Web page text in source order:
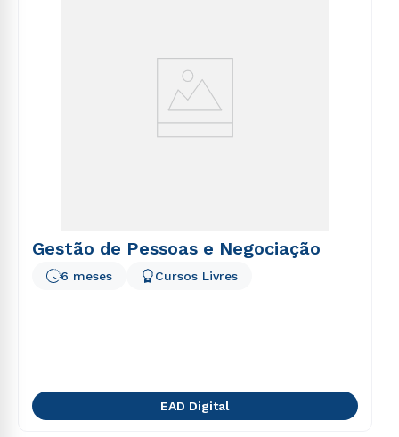
Gestão de Pessoas e Negociação
6 meses Cursos Livres
EAD Digital